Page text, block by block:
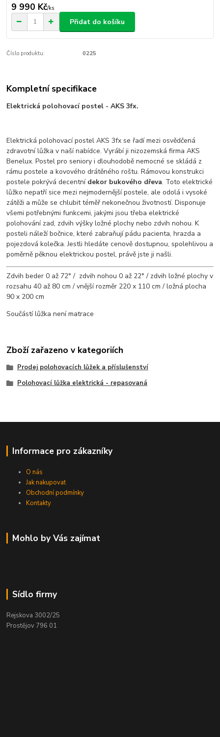
9 990 Kč/ks
Přidat do košíku
Číslo produktu: 0225
Kompletní specifikace
Elektrická polohovací postel - AKS 3fx.
Elektrická polohovací postel AKS 3fx se řadí mezi osvědčená
zdravotní lůžka v naší nabídce. Vyrábí ji nizozemská firma AKS
Benelux. Postel pro seniory i dlouhodobě nemocné se skládá z
rámu postele a kovového drátěného roštu. Rámovou konstrukci
postele pokrývá decentní dekor bukového dřeva. Toto elektrické
lůžko nepatří sice mezi nejmodernější postele, ale odolá i vysoké
zátěži a může se chlubit téměř nekonečnou životností. Disponuje
všemi potřebnými funkcemi, jakými jsou třeba elektrické
polohování zad, zdvih výšky ložné plochy nebo zdvih nohou. K
posteli náleží bočnice, které zabraňují pádu pacienta, hrazda a
pojezdová kolečka. Jestli hledáte cenově dostupnou, spolehlivou a
poměrně pěknou elektrickou postel, právě jste ji našli.
Zdvih beder 0 až 72° / zdvih nohou 0 až 22° / zdvih ložné plochy v
rozsahu 40 až 80 cm / vnější rozměr 220 x 110 cm / ložná plocha
90 x 200 cm
Součástí lůžka není matrace
Zboží zařazeno v kategoriích
Prodej polohovacích lůžek a příslušenství
Polohovací lůžka elektrická - repasovaná
Informace pro zákazníky
O nás
Jak nakupovat
Obchodní podmínky
Kontakty
Mohlo by Vás zajímat
Sídlo firmy
Rejskova 3002/25
Prostějov 796 01